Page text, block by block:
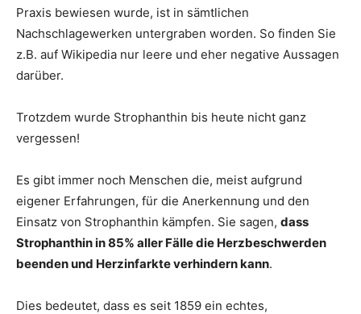
Praxis bewiesen wurde, ist in sämtlichen
Nachschlagewerken untergraben worden. So finden Sie
z.B. auf Wikipedia nur leere und eher negative Aussagen
darüber.
Trotzdem wurde Strophanthin bis heute nicht ganz
vergessen!
Es gibt immer noch Menschen die, meist aufgrund
eigener Erfahrungen, für die Anerkennung und den
Einsatz von Strophanthin kämpfen. Sie sagen, dass
Strophanthin in 85% aller Fälle die Herzbeschwerden
beenden und Herzinfarkte verhindern kann.
Dies bedeutet, dass es seit 1859 ein echtes,